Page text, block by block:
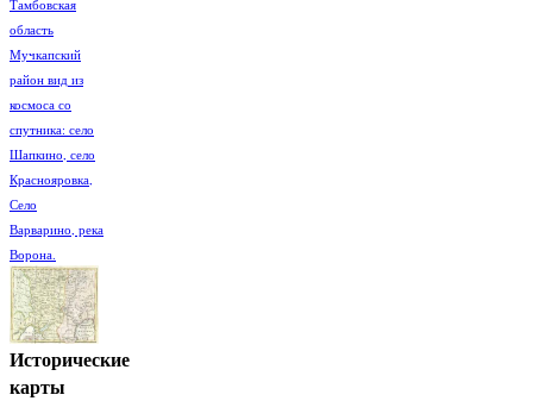
Тамбовская
область
Мучкапский
район вид из
космоса со
спутника: село
Шапкино, село
Краснояровка,
Село
Варварино, река
Ворона.
Исторические
карты